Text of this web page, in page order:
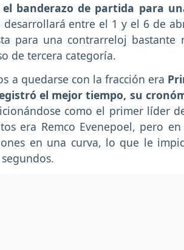
el banderazo de partida para
desarrollará entre el 1 y el 6 de
para una contrarreloj
de tercera categoría.
a quedarse con la fracción era
el mejor tiempo, su
como el primer líder
era Remco Evenepoel, pero
en una curva, lo que le